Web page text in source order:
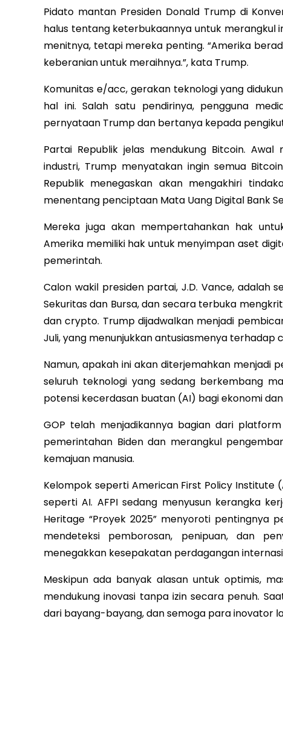
Pidato mantan Presiden Donald Trump di
halus tentang keterbukaannya untuk merangkul
menitnya, tetapi mereka penting. “Amerika
keberanian untuk meraihnya.”, kata Trump.
Komunitas e/acc, gerakan teknologi yang
hal ini. Salah satu pendirinya, pengguna
pernyataan Trump dan bertanya kepada
Partai Republik jelas mendukung Bitcoin.
industri, Trump menyatakan ingin semua
Republik menegaskan akan mengakhiri
menentang penciptaan Mata Uang Digital Bank
Mereka juga akan mempertahankan hak
Amerika memiliki hak untuk menyimpan aset
pemerintah.
Calon wakil presiden partai, J.D. Vance, adalah
Sekuritas dan Bursa, dan secara terbuka
dan crypto. Trump dijadwalkan menjadi
Juli, yang menunjukkan antusiasmenya terhadap
Namun, apakah ini akan diterjemahkan menjadi
seluruh teknologi yang sedang berkembang
potensi kecerdasan buatan (AI) bagi ekonomi
GOP telah menjadikannya bagian dari
pemerintahan Biden dan merangkul
kemajuan manusia.
Kelompok seperti American First Policy Institute
seperti AI. AFPI sedang menyusun kerangka
Heritage “Proyek 2025” menyoroti pentingnya
mendeteksi pemborosan, penipuan, dan
menegakkan kesepakatan perdagangan
Meskipun ada banyak alasan untuk optimis,
mendukung inovasi tanpa izin secara penuh.
dari bayang-bayang, dan semoga para inovator